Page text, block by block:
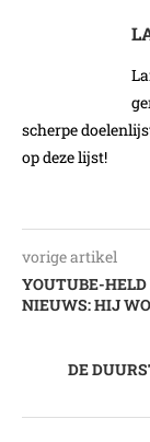
scherpe
op deze lijst!
vorige artikel
YOUTUBE-
NIEUWS: HIJ
DE